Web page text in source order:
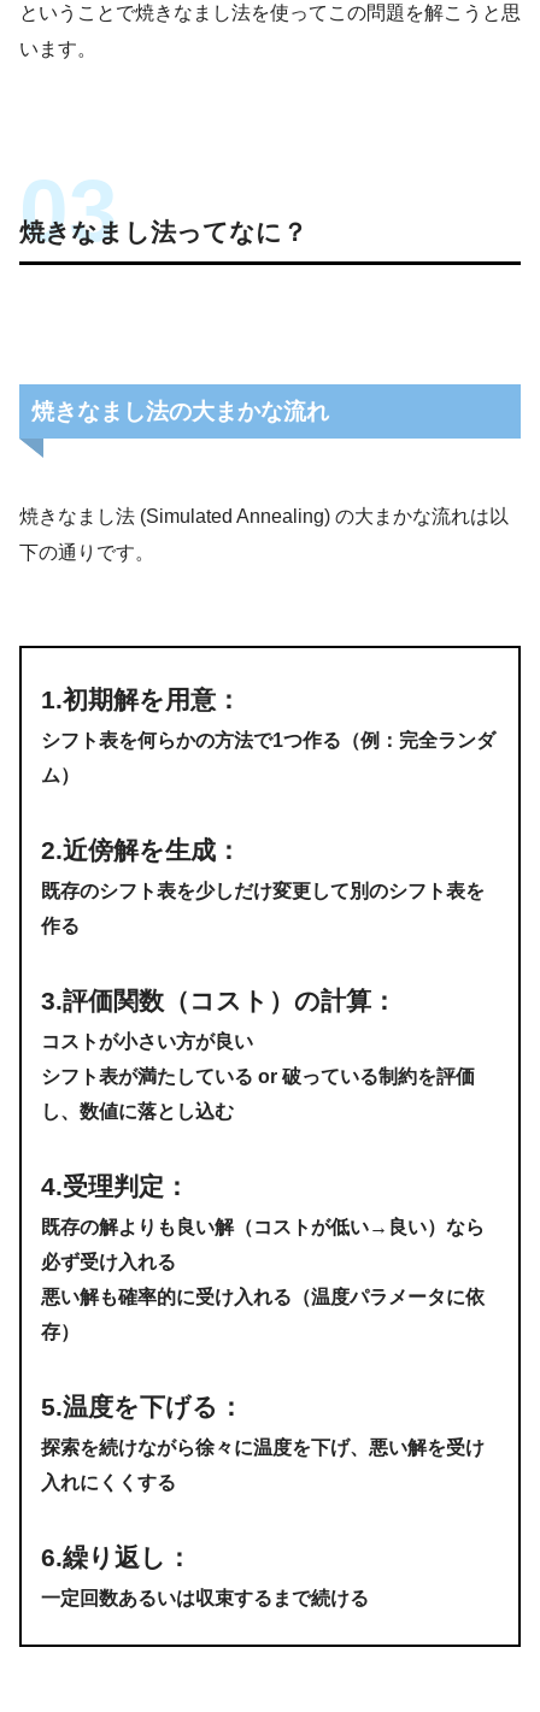
ということで焼きなまし法を使ってこの問題を解こうと思
います。
焼きなまし法ってなに？
焼きなまし法の大まかな流れ
焼きなまし法 (Simulated Annealing) の大まかな流れは以
下の通りです。
1.初期解を用意 ：
シフト表を何らかの方法で1つ作る（例：完全ランダ
ム）
2.近傍解を生成 ：
既存のシフト表を少しだけ変更して別のシフト表を
作る
3.評価関数（コスト）の計算 ：
コストが小さい方が良い
シフト表が満たしている or 破っている制約を評価
し、数値に落とし込む
4.受理判定：
既存の解よりも良い解（コストが低い→良い）なら
必ず受け入れる
悪い解も確率的に受け入れる（温度パラメータに依
存）
5.温度を下げる ：
探索を続けながら徐々に温度を下げ、悪い解を受け
入れにくくする
6.繰り返し ：
一定回数あるいは収束するまで続ける